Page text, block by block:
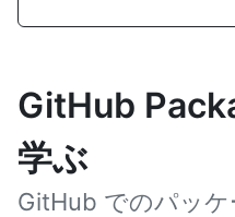
GitHub
学ぶ
GitHub でのパッケ